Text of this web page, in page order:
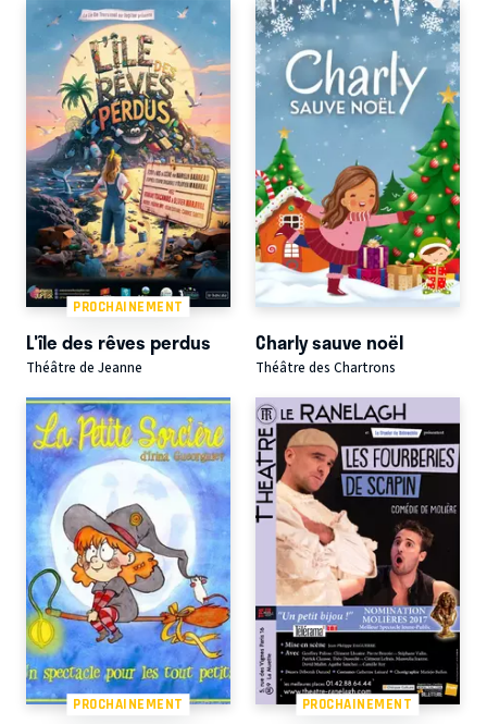
PROCHAINEMENT
L'île des rêves perdus
Théâtre de Jeanne
Charly sauve noël
Théâtre des Chartrons
PROCHAINEMENT PROCHAINEMENT